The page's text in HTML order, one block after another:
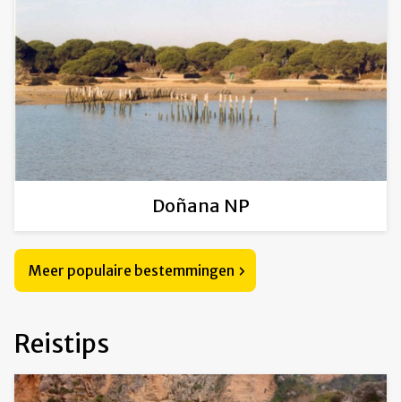
Doñana NP
Meer populaire bestemmingen
Reistips